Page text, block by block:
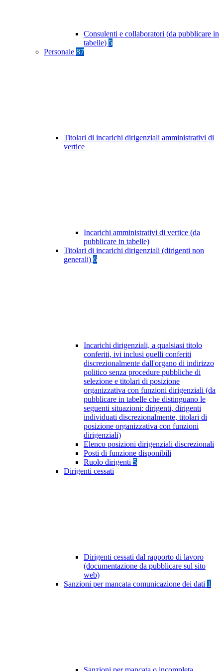
Consulenti e collaboratori (da pubblicare in
tabelle) 5
Personale 87
Titolari di incarichi dirigenziali amministrativi di
vertice
Incarichi amministrativi di vertice (da
pubblicare in tabelle)
Titolari di incarichi dirigenziali (dirigenti non
generali) 6
Incarichi dirigenziali, a qualsiasi titolo
conferiti, ivi inclusi quelli conferiti
discrezionalmente dall'organo di indirizzo
politico senza procedure pubbliche di
selezione e titolari di posizione
organizzativa con funzioni dirigenziali (da
pubblicare in tabelle che distinguano le
seguenti situazioni: dirigenti, dirigenti
individuati discrezionalmente, titolari di
posizione organizzativa con funzioni
dirigenziali)
Elenco posizioni dirigenziali discrezionali
Posti di funzione disponibili
Ruolo dirigenti 5
Dirigenti cessati
Dirigenti cessati dal rapporto di lavoro
(documentazione da pubblicare sul sito
web)
Sanzioni per mancata comunicazione dei dati 1